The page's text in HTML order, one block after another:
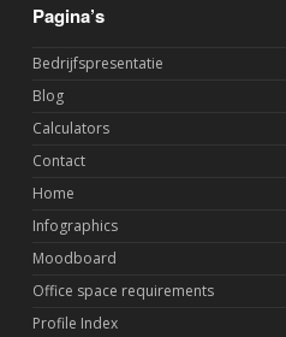
Pagina’s
Bedrijfspresentatie
Blog
Calculators
Contact
Home
Infographics
Moodboard
Office space requirements
Profile Index